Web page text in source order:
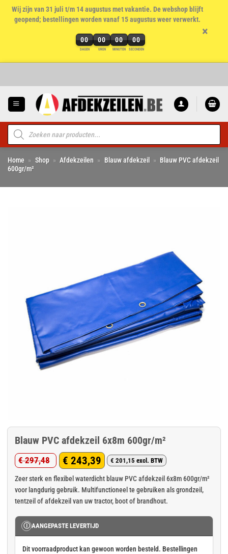
Wij zijn van 31 juli t/m 14 augustus met vakantie. De webshop blijft
geopend; bestellingen worden vanaf 15 augustus weer verwerkt.
00
DAGEN
00
UREN
00
MINUTEN
00
SECONDEN
×
Producten
zoeken
Home » Shop » Afdekzeilen » Blauw afdekzeil » Blauw PVC afdekzeil
600gr/m²
Blauw PVC afdekzeil 6x8m 600gr/m²
€297,48
Oorspronkelijke
prijs
was:
€ 243,39
Huidige
prijs
is:
€ 201,15 excl. BTW
Zeer sterk en flexibel waterdicht blauw PVC afdekzeil 6x8m 600gr/m²
voor langdurig gebruik. Multifunctioneel te gebruiken als grondzeil,
tentzeil of afdekzeil van uw tractor, boot of brandhout.
Ⓘ AANGEPASTE LEVERTIJD
Dit voorraadproduct kan gewoon worden besteld. Bestellingen